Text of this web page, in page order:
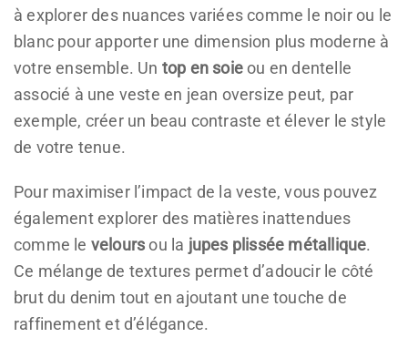
à explorer des nuances variées comme le noir ou le
blanc pour apporter une dimension plus moderne à
votre ensemble. Un top en soieou en dentelle
associé à une veste en jean oversize peut, par
exemple, créer un beau contraste et élever le style
de votre tenue.
Pour maximiser l’impact de la veste, vous pouvez
également explorer des matières inattendues
comme le veloursou la jupes plissée métallique.
Ce mélange de textures permet d’adoucir le côté
brut du denim tout en ajoutant une touche de
raffinement et d’élégance.